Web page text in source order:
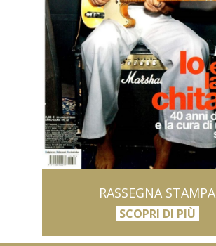
RASSEGNA STAMPA
SCOPRI DI PIÙ